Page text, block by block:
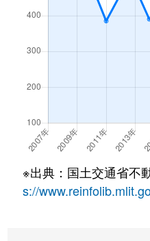
※出典：国土交通省不
s://